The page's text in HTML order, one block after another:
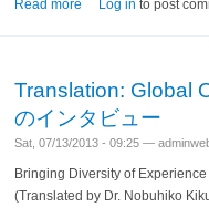
Read more about 日本語でWeb
Log in to post
Translation: Global
のインタビュー
Sat, 07/13/2013 - 09:25 —
Bringing Diversity of
(Translated by Dr. Nobuhiko